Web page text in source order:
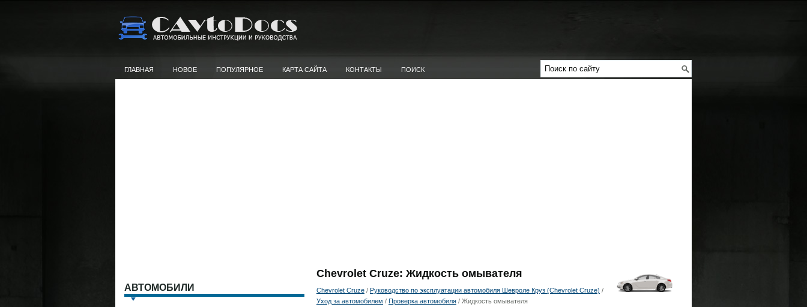
ГЛАВНАЯ НОВОЕ ПОПУЛЯРНОЕ КАРТА САЙТА КОНТАКТЫ ПОИСК
Chevrolet Cruze: Жидкость омывателя
Chevrolet Cruze / Руководство по эксплуатации автомобиля Шевроле Круз (Chevrolet Cruze) /
Уход за автомобилем / Проверка автомобиля / Жидкость омывателя
АВТОМОБИЛИ